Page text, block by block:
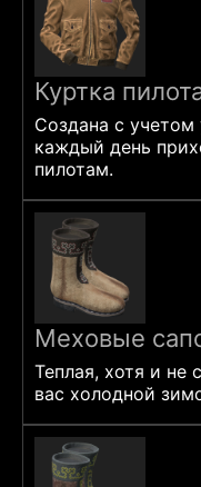
Куртка
Создана с
каждый день
пилотам.
Меховые
Теплая, хотя и не
вас холодной